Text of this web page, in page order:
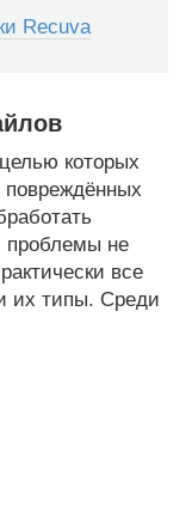
Recuva
которых
повреждённых
проблемы не
все
их типы. Среди